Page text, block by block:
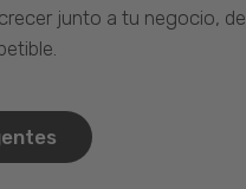
junto a tu negocio, de